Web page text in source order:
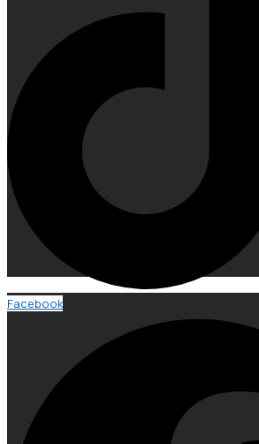
Facebook